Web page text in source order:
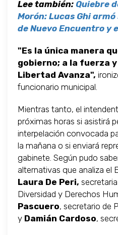
Lee también: Quiebre
Morón: Lucas Ghi
de Nuevo Encuentro y
"Es la única manera
gobierno; a la fuerza
Libertad Avanza",
funcionario municipal.
Mientras tanto, el
próximas horas si asistirá
interpelación convocada
la mañana o si enviará
gabinete. Según pudo
alternativas que analiza el
Laura De Peri,
Diversidad y Derechos
Pascuero, secretario de
y Damián Cardoso,